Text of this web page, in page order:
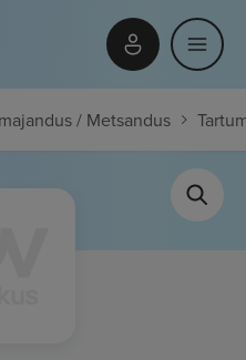
/ Metsandus